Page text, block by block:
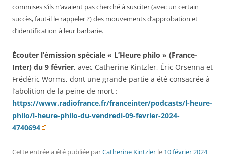
commises s’ils n’avaient pas cherché à susciter (avec un certain
succès, faut-il le rappeler ?) des mouvements d’approbation et
d’identification à leur barbarie.
Écouter l’émission spéciale « L’Heure philo » (France-
Inter) du 9 février, avec Catherine Kintzler, Éric Orsenna et
Frédéric Worms, dont une grande partie a été consacrée à
l’abolition de la peine de mort :
https://www.radiofrance.fr/franceinter/podcasts/l-heure-
philo/l-heure-philo-du-vendredi-09-fevrier-2024-
4740694
Cette entrée a été publiée parCatherine Kintzler le 10 février 2024